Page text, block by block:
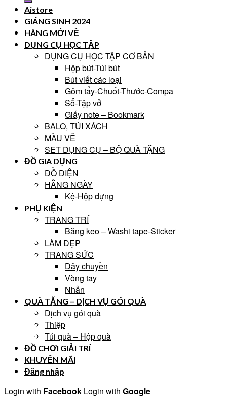
Aistore
GIÁNG SINH 2024
HÀNG MỚI VỀ
DỤNG CỤ HỌC TẬP
DỤNG CỤ HỌC TẬP CƠ BẢN
Hộp bút-Túi bút
Bút viết các loại
Gôm tẩy-Chuốt-Thước-Compa
Sổ-Tập vở
Giấy note – Bookmark
BALO, TÚI XÁCH
MÀU VẼ
SET DỤNG CỤ – BỘ QUÀ TẶNG
ĐỒ GIA DỤNG
ĐỒ ĐIỆN
HẰNG NGÀY
Kệ-Hộp đựng
PHỤ KIỆN
TRANG TRÍ
Băng keo – Washi tape-Sticker
LÀM ĐẸP
TRANG SỨC
Dây chuyền
Vòng tay
Nhẫn
QUÀ TẶNG – DỊCH VỤ GÓI QUÀ
Dịch vụ gói quà
Thiệp
Túi quà – Hộp quà
ĐỒ CHƠI GIẢI TRÍ
KHUYẾN MÃI
Đăng nhập
Login with Facebook Login with Google